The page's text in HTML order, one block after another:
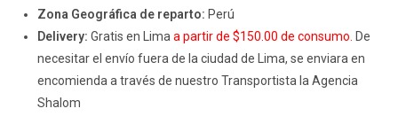
Zona Geográfica de reparto: Perú
Delivery:Gratis en Limaa partir de $150.00 de consumo. De
necesitar el envío fuera de la ciudad de Lima, se enviara en
encomienda a través de nuestro Transportista la Agencia
Shalom